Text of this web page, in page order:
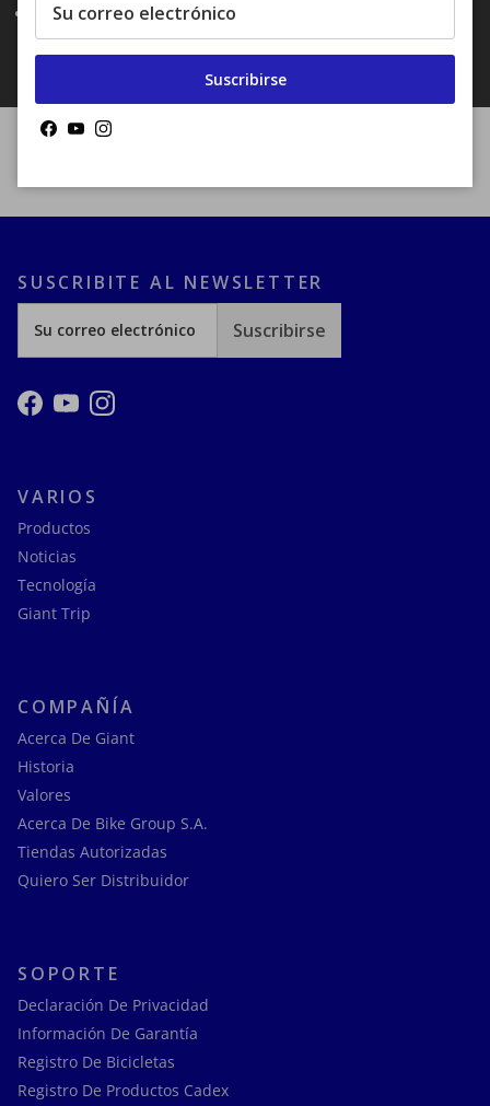
Marcas de configuración de microajuste
SUSCRIBITE AL NEWSLETTER
Suscribirse
FacebookYouTubeInstagram
VARIOS
Productos
Noticias
Tecnología
Giant Trip
COMPAÑÍA
Acerca De Giant
Historia
Valores
Acerca De Bike Group S.A.
Tiendas Autorizadas
Quiero Ser Distribuidor
SOPORTE
Declaración De Privacidad
Información De Garantía
Registro De Bicicletas
Registro De Productos Cadex
Suscribirse
Facebook
YouTubeInstagram